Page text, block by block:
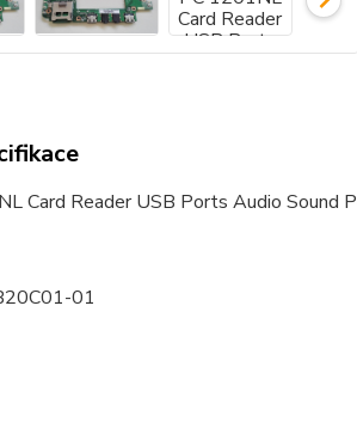
Card Reader USB Ports Audio
01